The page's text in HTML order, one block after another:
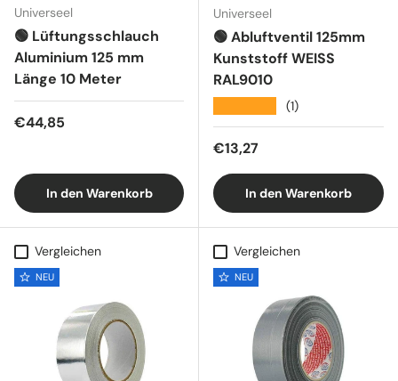
Universeel
🟢 Lüftungsschlauch
Aluminium 125 mm
Länge 10 Meter
Normaler Preis
€44,85
In den Warenkorb
Universeel
🟢 Abluftventil 125mm
Kunststoff WEISS
RAL9010
(1)
Normaler Preis
€13,27
In den Warenkorb
Vergleichen
NEU
Vergleichen
NEU